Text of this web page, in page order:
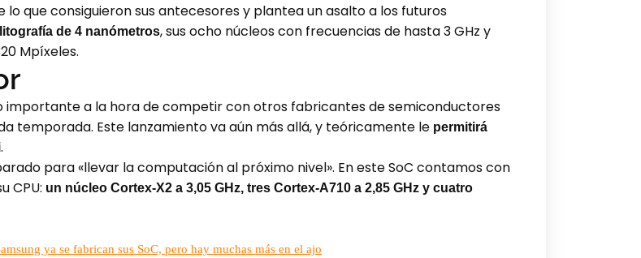
lo que consiguieron sus antecesores y plantea un asalto a los futuros
de 4 nanómetros, sus ocho núcleos con frecuencias de hasta 3 GHz y
Mpíxeles.
importante a la hora de competir con otros fabricantes de semiconductores
temporada. Este lanzamiento va aún más allá, y teóricamente le permitirá
.
para «llevar la computación al próximo nivel». En este SoC contamos con
CPU: un núcleo Cortex-X2 a 3,05 GHz, tres Cortex-A710 a 2,85 GHz y cuatro
ya se fabrican sus SoC, pero hay muchas más en el ajo